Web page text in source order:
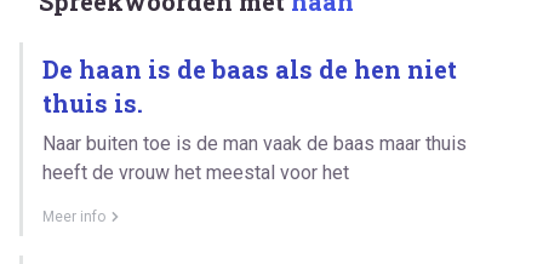
De haan is de baas als de hen niet
thuis is.
Naar buiten toe is de man vaak de baas maar thuis
heeft de vrouw het meestal voor het
Meer info